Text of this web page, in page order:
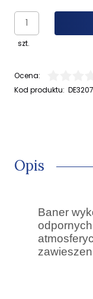
szt.
Ocena:
Kod produktu: DE3207
Opis
Baner